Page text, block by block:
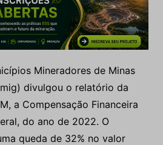
Mineradores de Minas
divulgou o relatório da
a Compensação Financeira
do ano de 2022. O
queda de 32% no valor